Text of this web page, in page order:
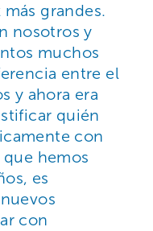
grandes.
nosotros y
muchos
entre el
y ahora era
quién
con
hemos
es
con